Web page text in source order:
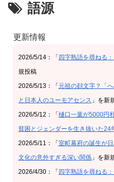
語源
更新情報
2026/5/14：「 四字熟語を尋ねる
規投稿
2026/5/13：「 元祖の顔文字？「
と日本人のユーモアセンス 」を新
2026/5/12：「 樋口一葉が5000円
貧困とジェンダーを生き抜いた24
2026/5/11：「 室町幕府の誕生が
文化の意外すぎる深い関係 」を新
2026/4/30：「 四字熟語を尋ねる